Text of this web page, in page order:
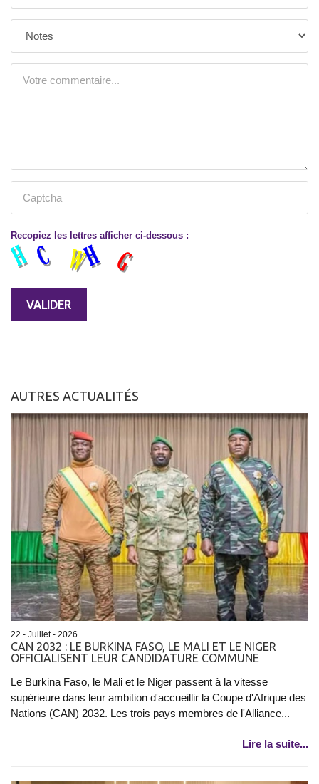
Recopiez les lettres afficher ci-dessous :
AUTRES ACTUALITÉS
22 - Juillet - 2026
CAN 2032 : LE BURKINA FASO, LE MALI ET LE NIGER
OFFICIALISENT LEUR CANDIDATURE COMMUNE
Le Burkina Faso, le Mali et le Niger passent à la vitesse
supérieure dans leur ambition d'accueillir la Coupe d'Afrique des
Nations (CAN) 2032. Les trois pays membres de l'Alliance...
Lire la suite...